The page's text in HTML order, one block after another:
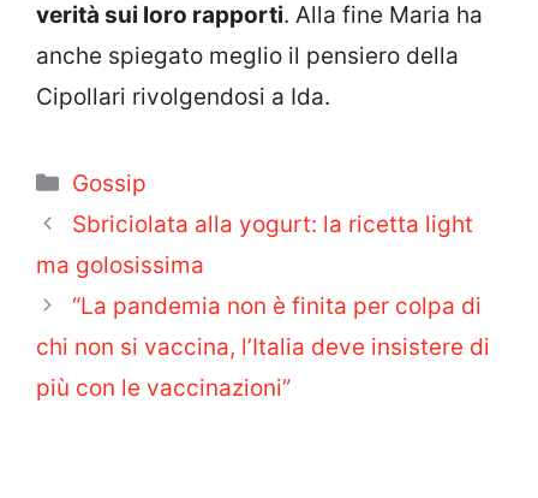
verità sui loro rapporti. Alla fine Maria ha
anche spiegato meglio il pensiero della
Cipollari rivolgendosi a Ida.
Categorie
Gossip
Sbriciolata alla yogurt: la ricetta light
ma golosissima
“La pandemia non è finita per colpa di
chi non si vaccina, l’Italia deve insistere di
più con le vaccinazioni”